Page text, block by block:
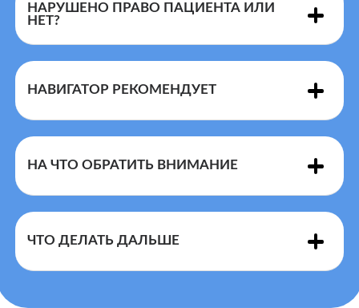
НАРУШЕНО ПРАВО ПАЦИЕНТА ИЛИ
НЕТ?
ОТКАЗ ФАРМАЦЕВТА ВЫДАТЬ ПРЕПАРАТ ПО
НАВИГАТОР РЕКОМЕНДУЕТ
НА ЧТО ОБРАТИТЬ ВНИМАНИЕ
рецепта в период нахождения его
на отсроченном обслуживании
ЧТО ДЕЛАТЬ ДАЛЬШЕ